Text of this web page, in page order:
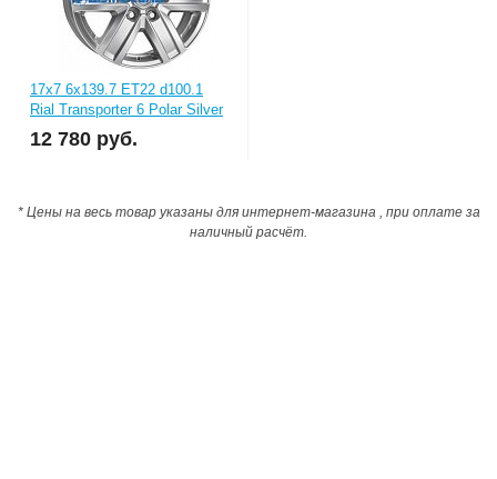
17x7 6x139.7 ET22 d100.1
Rial Transporter 6 Polar Silver
12 780 руб.
* Цены на весь товар указаны для интернет-магазина , при оплате за
наличный расчёт.